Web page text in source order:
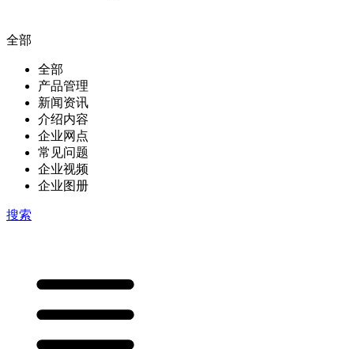
全部
全部
产品管理
新闻资讯
介绍内容
企业网点
常见问题
企业视频
企业图册
搜索